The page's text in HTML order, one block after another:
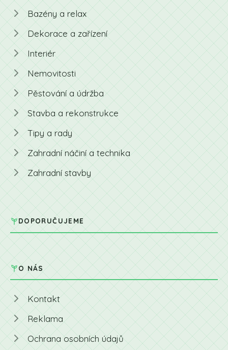
Bazény a relax
Dekorace a zařízení
Interiér
Nemovitosti
Pěstování a údržba
Stavba a rekonstrukce
Tipy a rady
Zahradní náčiní a technika
Zahradní stavby
DOPORUČUJEME
O NÁS
Kontakt
Reklama
Ochrana osobních údajů